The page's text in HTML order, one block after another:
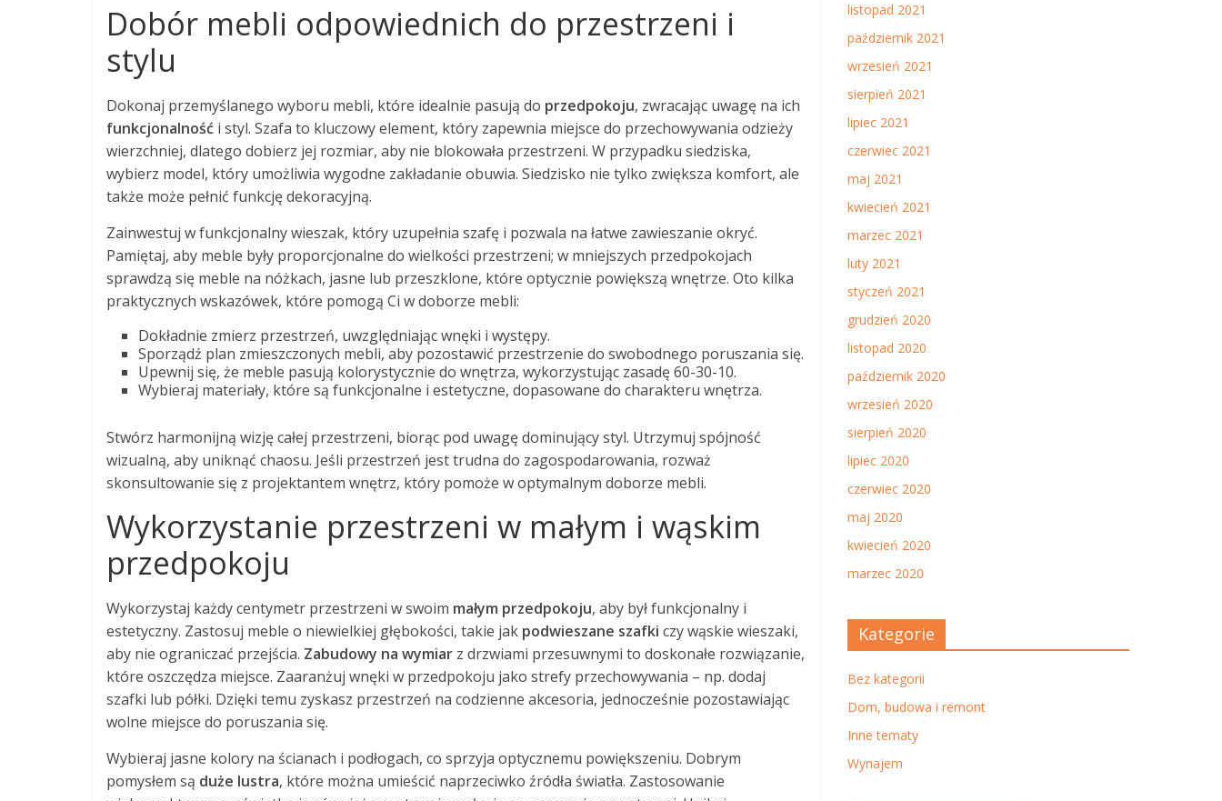
Dobór mebli odpowiednich do przestrzeni i
stylu
Dokonaj przemyślanego wyboru mebli, które idealnie pasują do przedpokoju, zwracając uwagę na ich
funkcjonalność i styl. Szafa to kluczowy element, który zapewnia miejsce do przechowywania odzieży
wierzchniej, dlatego dobierz jej rozmiar, aby nie blokowała przestrzeni. W przypadku siedziska,
wybierz model, który umożliwia wygodne zakładanie obuwia. Siedzisko nie tylko zwiększa komfort, ale
także może pełnić funkcję dekoracyjną.
Zainwestuj w funkcjonalny wieszak, który uzupełnia szafę i pozwala na łatwe zawieszanie okryć.
Pamiętaj, aby meble były proporcjonalne do wielkości przestrzeni; w mniejszych przedpokojach
sprawdzą się meble na nóżkach, jasne lub przeszklone, które optycznie powiększą wnętrze. Oto kilka
praktycznych wskazówek, które pomogą Ci w doborze mebli:
Dokładnie zmierz przestrzeń, uwzględniając wnęki i występy.
Sporządź plan zmieszczonych mebli, aby pozostawić przestrzenie do swobodnego poruszania się.
Upewnij się, że meble pasują kolorystycznie do wnętrza, wykorzystując zasadę 60-30-10.
Wybieraj materiały, które są funkcjonalne i estetyczne, dopasowane do charakteru wnętrza.
Stwórz harmonijną wizję całej przestrzeni, biorąc pod uwagę dominujący styl. Utrzymuj spójność
wizualną, aby uniknąć chaosu. Jeśli przestrzeń jest trudna do zagospodarowania, rozważ
skonsultowanie się z projektantem wnętrz, który pomoże w optymalnym doborze mebli.
Wykorzystanie przestrzeni w małym i wąskim
przedpokoju
Wykorzystaj każdy centymetr przestrzeni w swoim małym przedpokoju, aby był funkcjonalny i
estetyczny. Zastosuj meble o niewielkiej głębokości, takie jak podwieszane szafki czy wąskie wieszaki,
aby nie ograniczać przejścia. Zabudowy na wymiar z drzwiami przesuwnymi to doskonałe rozwiązanie,
które oszczędza miejsce. Zaaranżuj wnęki w przedpokoju jako strefy przechowywania – np. dodaj
szafki lub półki. Dzięki temu zyskasz przestrzeń na codzienne akcesoria, jednocześnie pozostawiając
wolne miejsce do poruszania się.
Wybieraj jasne kolory na ścianach i podłogach, co sprzyja optycznemu powiększeniu. Dobrym
pomysłem są duże lustra, które można umieścić naprzeciwko źródła światła. Zastosowanie
listopad 2021
październik 2021
wrzesień 2021
sierpień 2021
lipiec 2021
czerwiec 2021
maj 2021
kwiecień 2021
marzec 2021
luty 2021
styczeń 2021
grudzień 2020
listopad 2020
październik 2020
wrzesień 2020
sierpień 2020
lipiec 2020
czerwiec 2020
maj 2020
kwiecień 2020
marzec 2020
Kategorie
Bez kategorii
Dom, budowa i remont
Inne tematy
Wynajem